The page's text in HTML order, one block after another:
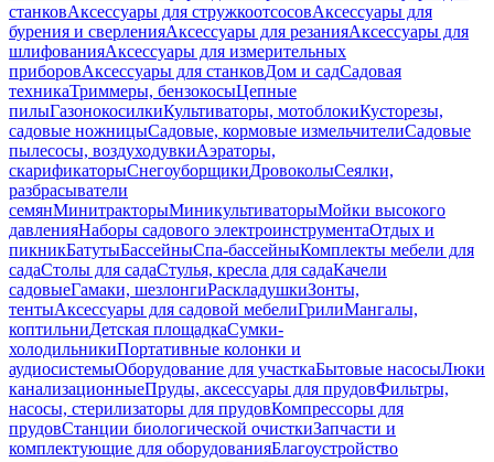
станковАксессуары для стружкоотсосовАксессуары для
бурения и сверленияАксессуары для резанияАксессуары для
шлифованияАксессуары для измерительных
приборовАксессуары для станковДом и садСадовая
техникаТриммеры, бензокосыЦепные
пилыГазонокосилкиКультиваторы, мотоблокиКусторезы,
садовые ножницыСадовые, кормовые измельчителиСадовые
пылесосы, воздуходувкиАэраторы,
скарификаторыСнегоуборщикиДровоколыСеялки,
разбрасыватели
семянМинитракторыМиникультиваторыМойки высокого
давленияНаборы садового электроинструментаОтдых и
пикникБатутыБассейныСпа-бассейныКомплекты мебели для
садаСтолы для садаСтулья, кресла для садаКачели
садовыеГамаки, шезлонгиРаскладушкиЗонты,
тентыАксессуары для садовой мебелиГрилиМангалы,
коптильниДетская площадкаСумки-
холодильникиПортативные колонки и
аудиосистемыОборудование для участкаБытовые насосыЛюки
канализационныеПруды, аксессуары для прудовФильтры,
насосы, стерилизаторы для прудовКомпрессоры для
прудовСтанции биологической очисткиЗапчасти и
комплектующие для оборудованияБлагоустройство